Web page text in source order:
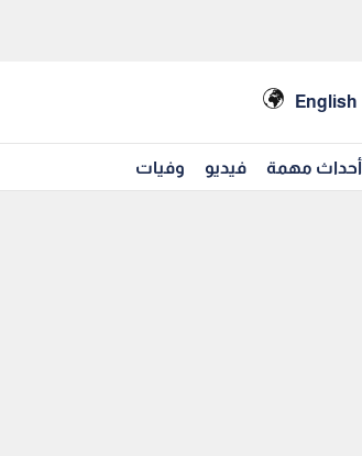
English
أحداث مهمة فيديو وفيات